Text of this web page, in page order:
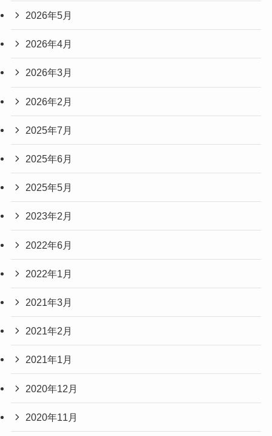
2026年5月
2026年4月
2026年3月
2026年2月
2025年7月
2025年6月
2025年5月
2023年2月
2022年6月
2022年1月
2021年3月
2021年2月
2021年1月
2020年12月
2020年11月